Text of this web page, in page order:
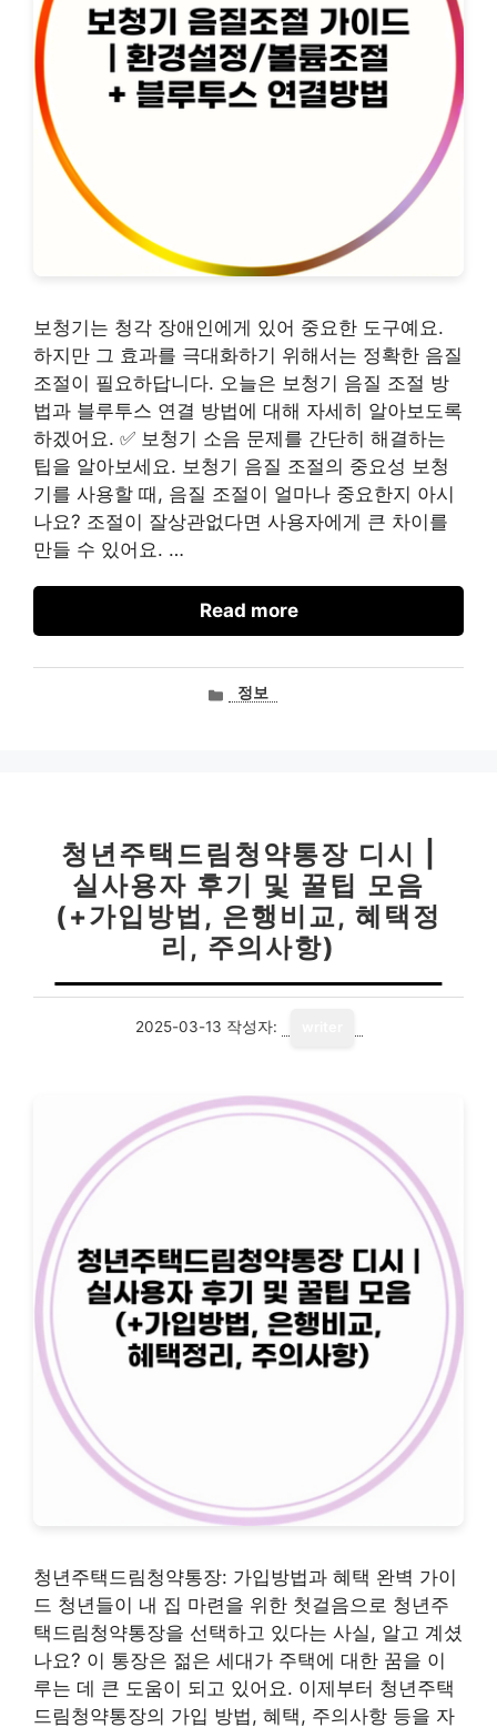
보청기는 청각 장애인에게 있어 중요한 도구예요.
하지만 그 효과를 극대화하기 위해서는 정확한 음질
조절이 필요하답니다. 오늘은 보청기 음질 조절 방
법과 블루투스 연결 방법에 대해 자세히 알아보도록
하겠어요. ✅ 보청기 소음 문제를 간단히 해결하는
팁을 알아보세요. 보청기 음질 조절의 중요성 보청
기를 사용할 때, 음질 조절이 얼마나 중요한지 아시
나요? 조절이 잘상관없다면 사용자에게 큰 차이를
만들 수 있어요. …
Read more
카정보
청년주택드림청약통장 디시 |
실사용자 후기 및 꿀팁 모음
(+가입방법, 은행비교, 혜택정
리, 주의사항)
2025-03-13 작성자:
청년주택드림청약통장: 가입방법과 혜택 완벽 가이
드 청년들이 내 집 마련을 위한 첫걸음으로 청년주
택드림청약통장을 선택하고 있다는 사실, 알고 계셨
나요? 이 통장은 젊은 세대가 주택에 대한 꿈을 이
루는 데 큰 도움이 되고 있어요. 이제부터 청년주택
드림청약통장의 가입 방법, 혜택, 주의사항 등을 자